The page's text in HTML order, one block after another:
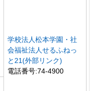
学校法人松本学園・社
会福祉法人せるふねっ
と21(外部リンク)
電話番号:74-4900